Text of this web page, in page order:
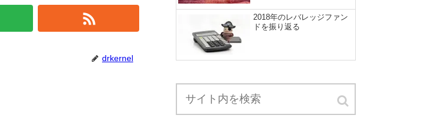
drkernel
2018年のレバレッジファン
ドを振り返る